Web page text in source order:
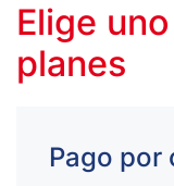
Elige
planes
Pago por